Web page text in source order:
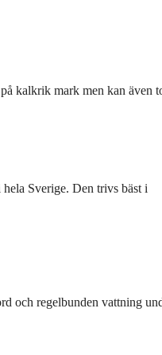
kalkrik mark men kan även
Sverige. Den trivs bäst i
och regelbunden vattning